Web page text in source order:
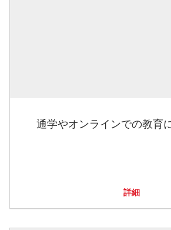
通学やオンラインでの教育
詳細